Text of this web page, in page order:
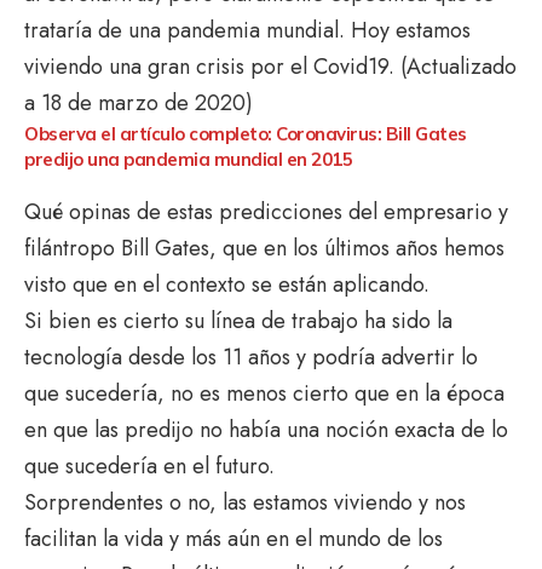
trataría de una pandemia mundial. Hoy estamos
viviendo una gran crisis por el Covid19. (Actualizado
a 18 de marzo de 2020)
Observa el artículo completo: Coronavirus: Bill Gates
predijo una pandemia mundial en 2015
Qué opinas de estas predicciones del empresario y
filántropo Bill Gates, que en los últimos años hemos
visto que en el contexto se están aplicando.
Si bien es cierto su línea de trabajo ha sido la
tecnología desde los 11 años y podría advertir lo
que sucedería, no es menos cierto que en la época
en que las predijo no había una noción exacta de lo
que sucedería en el futuro.
Sorprendentes o no, las estamos viviendo y nos
facilitan la vida y más aún en el mundo de los